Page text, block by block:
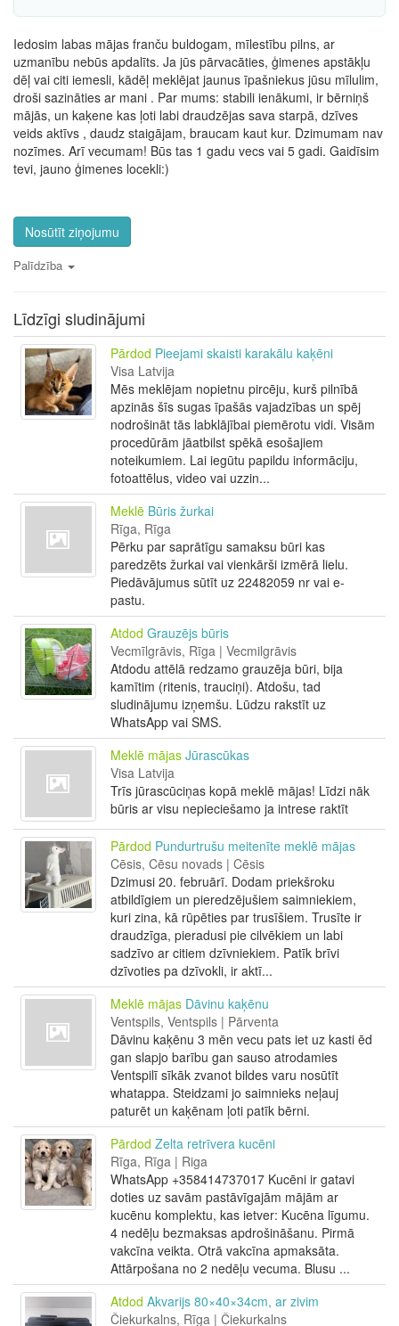
Iedosim labas mājas franču buldogam, mīlestību pilns, ar
uzmanību nebūs apdalīts. Ja jūs pārvacāties, ģimenes apstākļu
dēļ vai citi iemesli, kādēļ meklējat jaunus īpašniekus jūsu mīlulim,
droši sazināties ar mani . Par mums: stabili ienākumi, ir bērniņš
mājās, un kaķene kas ļoti labi draudzējas sava starpā, dzīves
veids aktīvs , daudz staigājam, braucam kaut kur. Dzimumam nav
nozīmes. Arī vecumam! Būs tas 1 gadu vecs vai 5 gadi. Gaidīsim
tevi, jauno ģimenes locekli:)
Nosūtīt ziņojumu
Palīdzība
Līdzīgi sludinājumi
Pārdod Pieejami skaisti karakālu kaķēni
Visa Latvija
Mēs meklējam nopietnu pircēju, kurš pilnībā
apzinās šīs sugas īpašās vajadzības un spēj
nodrošināt tās labklājībai piemērotu vidi. Visām
procedūrām jāatbilst spēkā esošajiem
noteikumiem. Lai iegūtu papildu informāciju,
fotoattēlus, video vai uzzin...
Meklē Būris žurkai
Rīga, Rīga
Pērku par saprātīgu samaksu būri kas
paredzēts žurkai vai vienkārši izmērā lielu.
Piedāvājumus sūtīt uz 22482059 nr vai e-
pastu.
Atdod Grauzējs būris
Vecmīlgrāvis, Rīga | Vecmilgrāvis
Atdodu attēlā redzamo grauzēja būri, bija
kamītim (ritenis, trauciņi). Atdošu, tad
sludinājumu izņemšu. Lūdzu rakstīt uz
WhatsApp vai SMS.
Meklē mājas Jūrascūkas
Visa Latvija
Trīs jūrascūciņas kopā meklē mājas! Līdzi nāk
būris ar visu nepieciešamo ja intrese raktīt
Pārdod Pundurtrušu meitenīte meklē mājas
Cēsis, Cēsu novads | Cēsis
Dzimusi 20. februārī. Dodam priekšroku
atbildīgiem un pieredzējušiem saimniekiem,
kuri zina, kā rūpēties par trusīšiem. Trusīte ir
draudzīga, pieradusi pie cilvēkiem un labi
sadzīvo ar citiem dzīvniekiem. Patīk brīvi
dzīvoties pa dzīvokli, ir aktī...
Meklē mājas Dāvinu kaķēnu
Ventspils, Ventspils | Pārventa
Dāvinu kaķēnu 3 mēn vecu pats iet uz kasti ēd
gan slapjo barību gan sauso atrodamies
Ventspilī sīkāk zvanot bildes varu nosūtīt
whatappa. Steidzami jo saimnieks neļauj
paturēt un kaķēnam ļoti patīk bērni.
Pārdod Zelta retrīvera kucēni
Rīga, Rīga | Riga
WhatsApp +358414737017 Kucēni ir gatavi
doties uz savām pastāvīgajām mājām ar
kucēnu komplektu, kas ietver: Kucēna līgumu.
4 nedēļu bezmaksas apdrošināšanu. Pirmā
vakcīna veikta. Otrā vakcīna apmaksāta.
Attārpošana no 2 nedēļu vecuma. Blusu ...
Atdod Akvarijs 80×40×34cm, ar zivim
Čiekurkalns, Rīga | Čiekurkalns